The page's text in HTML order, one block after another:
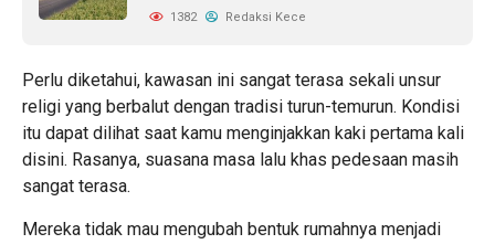
1382 Redaksi Kece
Perlu diketahui, kawasan ini sangat terasa sekali unsur
religi yang berbalut dengan tradisi turun-temurun. Kondisi
itu dapat dilihat saat kamu menginjakkan kaki pertama kali
disini. Rasanya, suasana masa lalu khas pedesaan masih
sangat terasa.
Mereka tidak mau mengubah bentuk rumahnya menjadi